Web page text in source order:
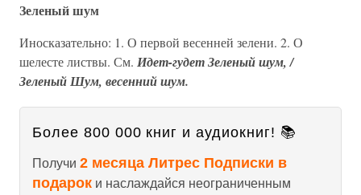
Зеленый шум
Иносказательно: 1. О первой весенней зелени. 2. О
шелесте листвы. См. Идет-гудет Зеленый шум, /
Зеленый Шум, весенний шум.
Более 800 000 книг и аудиокниг! 📚
Получи 2 месяца Литрес Подписки в
подарок и наслаждайся неограниченным